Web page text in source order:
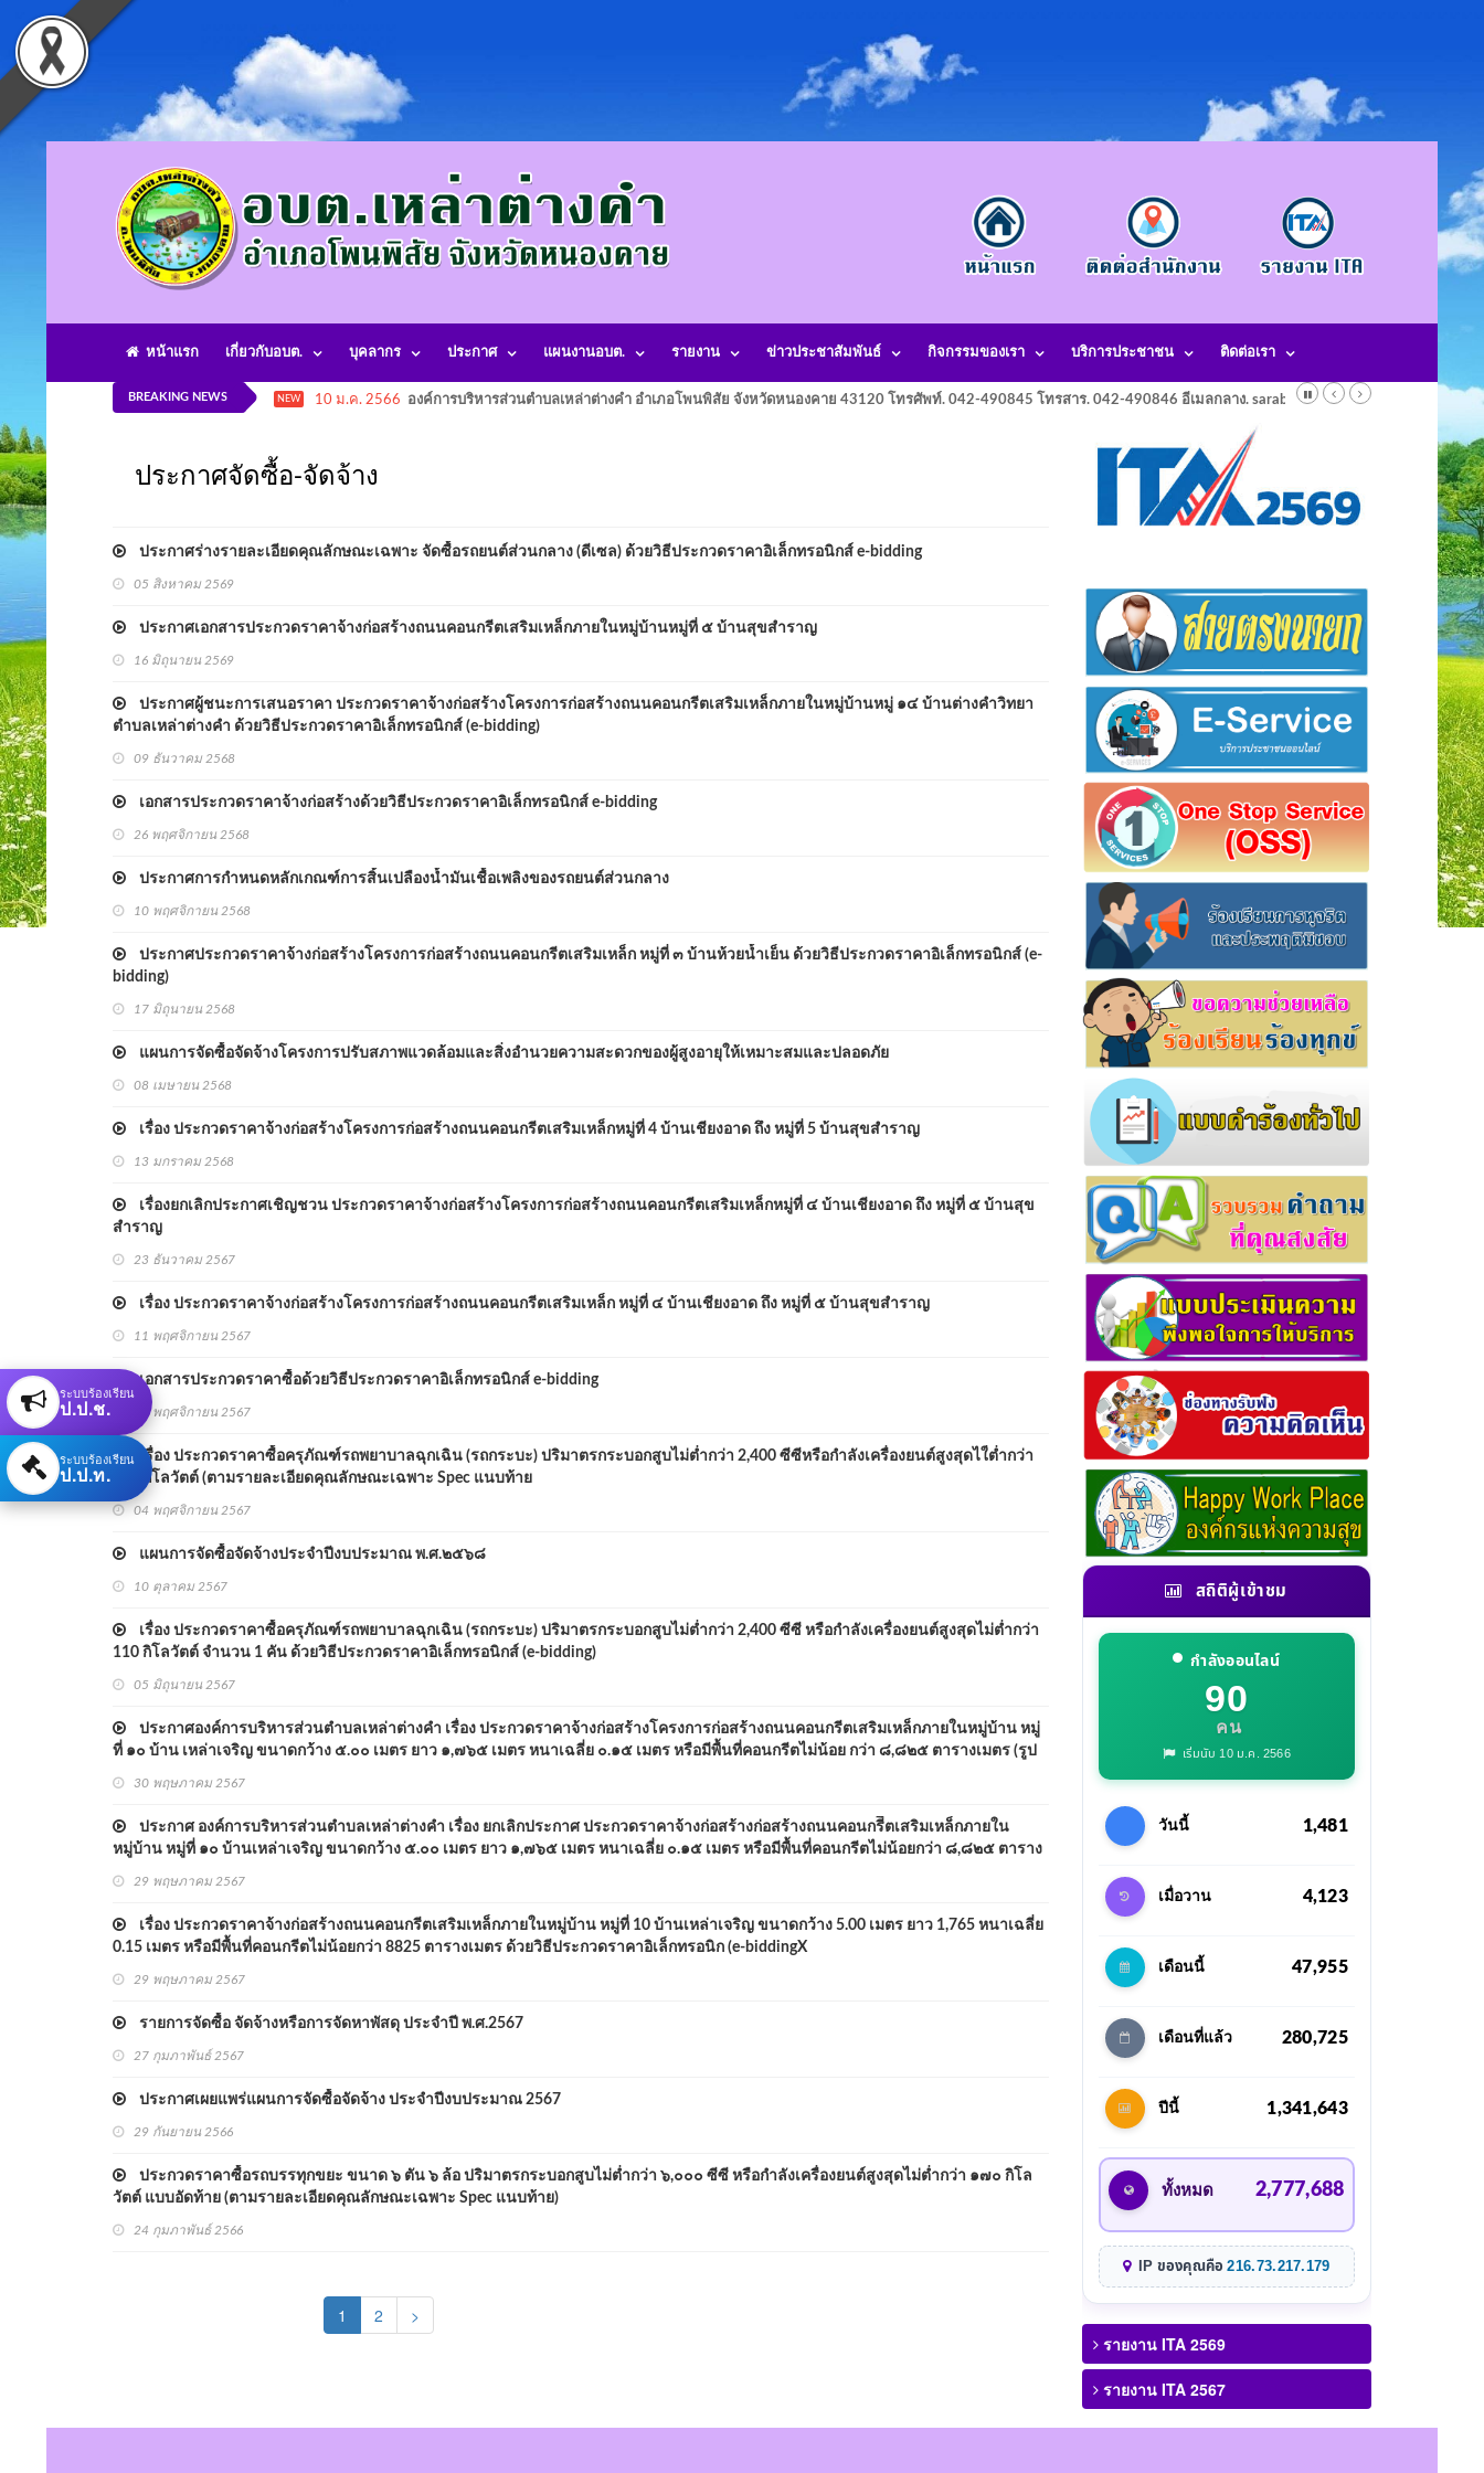
หน้าแรก เกี่ยวกับอบต. บุคลากร ประกาศ แผนงานอบต. รายงาน ข่าวประชาสัมพันธ์ กิจกรรมของเรา บริการประชาชน ติดต่อเรา
BREAKING NEWS NEW 10 ม.ค. 2566 องค์การบริหารส่วนตำบลเหล่าต่างคำ อำเภอโพนพิสัย จังหวัดหนองคาย 43120 โทรศัพท์. 042-490845 โทรสาร. 042-490846 อีเมลกลาง. saraban@laotangkham.go.th
ประกาศจัดซื้อ-จัดจ้าง
ประกาศร่างรายละเอียดคุณลักษณะเฉพาะ จัดซื้อรถยนต์ส่วนกลาง (ดีเซล) ด้วยวิธีประกวดราคาอิเล็กทรอนิกส์ e-bidding
05 สิงหาคม 2569
ประกาศเอกสารประกวดราคาจ้างก่อสร้างถนนคอนกรีตเสริมเหล็กภายในหมู่บ้านหมู่ที่ ๕ บ้านสุขสำราญ
16 มิถุนายน 2569
ประกาศผู้ชนะการเสนอราคา ประกวดราคาจ้างก่อสร้างโครงการก่อสร้างถนนคอนกรีตเสริมเหล็กภายในหมู่บ้านหมู่ ๑๔ บ้านต่างคำวิทยา
ตำบลเหล่าต่างคำ ด้วยวิธีประกวดราคาอิเล็กทรอนิกส์ (e-bidding)
09 ธันวาคม 2568
เอกสารประกวดราคาจ้างก่อสร้างด้วยวิธีประกวดราคาอิเล็กทรอนิกส์ e-bidding
26 พฤศจิกายน 2568
ประกาศการกำหนดหลักเกณฑ์การสิ้นเปลืองน้ำมันเชื้อเพลิงของรถยนต์ส่วนกลาง
10 พฤศจิกายน 2568
ประกาศประกวดราคาจ้างก่อสร้างโครงการก่อสร้างถนนคอนกรีตเสริมเหล็ก หมู่ที่ ๓ บ้านห้วยน้ำเย็น ด้วยวิธีประกวดราคาอิเล็กทรอนิกส์ (e-
bidding)
17 มิถุนายน 2568
แผนการจัดซื้อจัดจ้างโครงการปรับสภาพแวดล้อมและสิ่งอำนวยความสะดวกของผู้สูงอายุให้เหมาะสมและปลอดภัย
08 เมษายน 2568
เรื่อง ประกวดราคาจ้างก่อสร้างโครงการก่อสร้างถนนคอนกรีตเสริมเหล็กหมู่ที่ 4 บ้านเชียงอาด ถึง หมู่ที่ 5 บ้านสุขสำราญ
13 มกราคม 2568
เรื่องยกเลิกประกาศเชิญชวน ประกวดราคาจ้างก่อสร้างโครงการก่อสร้างถนนคอนกรีตเสริมเหล็กหมู่ที่ ๔ บ้านเชียงอาด ถึง หมู่ที่ ๕ บ้านสุข
สำราญ
23 ธันวาคม 2567
เรื่อง ประกวดราคาจ้างก่อสร้างโครงการก่อสร้างถนนคอนกรีตเสริมเหล็ก หมู่ที่ ๔ บ้านเชียงอาด ถึง หมู่ที่ ๕ บ้านสุขสำราญ
11 พฤศจิกายน 2567
เอกสารประกวดราคาซื้อด้วยวิธีประกวดราคาอิเล็กทรอนิกส์ e-bidding
04 พฤศจิกายน 2567
เรื่อง ประกวดราคาซื้อครุภัณฑ์รถพยาบาลฉุกเฉิน (รถกระบะ) ปริมาตรกระบอกสูบไม่ต่ำกว่า 2,400 ซีซีหรือกำลังเครื่องยนต์สูงสุดไใ่ต่ำกว่า
110 กิโลวัตต์ (ตามรายละเอียดคุณลักษณะเฉพาะ Spec แนบท้าย
04 พฤศจิกายน 2567
แผนการจัดซื้อจัดจ้างประจำปีงบประมาณ พ.ศ.๒๕๖๘
10 ตุลาคม 2567
เรื่อง ประกวดราคาซื้อครุภัณฑ์รถพยาบาลฉุกเฉิน (รถกระบะ) ปริมาตรกระบอกสูบไม่ต่ำกว่า 2,400 ซีซี หรือกำลังเครื่องยนต์สูงสุดไม่ต่ำกว่า
110 กิโลวัตต์ จำนวน 1 คัน ด้วยวิธีประกวดราคาอิเล็กทรอนิกส์ (e-bidding)
05 มิถุนายน 2567
ประกาศองค์การบริหารส่วนตำบลเหล่าต่างคำ เรื่อง ประกวดราคาจ้างก่อสร้างโครงการก่อสร้างถนนคอนกรีตเสริมเหล็กภายในหมู่บ้าน หมู่
ที่ ๑๐ บ้าน เหล่าเจริญ ขนาดกว้าง ๕.๐๐ เมตร ยาว ๑,๗๖๕ เมตร หนาเฉลี่ย ๐.๑๕ เมตร หรือมีพื้นที่คอนกรีตไม่น้อย กว่า ๘,๘๒๕ ตารางเมตร (รูป
30 พฤษภาคม 2567
ประกาศ องค์การบริหารส่วนตำบลเหล่าต่างคำ เรื่อง ยกเลิกประกาศ ประกวดราคาจ้างก่อสร้างก่อสร้างถนนคอนกรีีตเสริมเหล็กภายใน
หมู่บ้าน หมู่ที่ ๑๐ บ้านเหล่าเจริญ ขนาดกว้าง ๕.๐๐ เมตร ยาว ๑,๗๖๕ เมตร หนาเฉลี่ย ๐.๑๕ เมตร หรือมีพื้นที่คอนกรีตไม่น้อยกว่า ๘,๘๒๕ ตาราง
29 พฤษภาคม 2567
เรื่อง ประกวดราคาจ้างก่อสร้างถนนคอนกรีตเสริมเหล็กภายในหมู่บ้าน หมู่ที่ 10 บ้านเหล่าเจริญ ขนาดกว้าง 5.00 เมตร ยาว 1,765 หนาเฉลี่ย
0.15 เมตร หรือมีพื้นที่คอนกรีตไม่น้อยกว่า 8825 ตารางเมตร ด้วยวิธีประกวดราคาอิเล็กทรอนิก (e-biddingX
29 พฤษภาคม 2567
รายการจัดซื้อ จัดจ้างหรือการจัดหาพัสดุ ประจำปี พ.ศ.2567
27 กุมภาพันธ์ 2567
ประกาศเผยแพร่แผนการจัดซื้อจัดจ้าง ประจำปีงบประมาณ 2567
29 กันยายน 2566
ประกวดราคาซื้อรถบรรทุกขยะ ขนาด ๖ ตัน ๖ ล้อ ปริมาตรกระบอกสูบไม่ต่ำกว่า ๖,๐๐๐ ซีซี หรือกำลังเครื่องยนต์สูงสุดไม่ต่ำกว่า ๑๗๐ กิโล
วัตต์ แบบอัดท้าย (ตามรายละเอียดคุณลักษณะเฉพาะ Spec แนบท้าย)
24 กุมภาพันธ์ 2566
1 (current)
2 >
สถิติผู้เข้าชม
กำลังออนไลน์
90
คน
เริ่มนับ 10 ม.ค. 2566
วันนี้ 1,481
เมื่อวาน 4,123
เดือนนี้ 47,955
เดือนที่แล้ว 280,725
ปีนี้ 1,341,643
ทั้งหมด 2,777,688
IP ของคุณคือ216.73.217.179
รายงาน ITA 2569
รายงาน ITA 2567
ระบบร้องเรียน
ป.ป.ช.
ระบบร้องเรียน
ป.ป.ท.